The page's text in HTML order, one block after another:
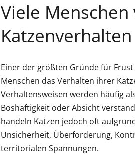
Viele
Einer der größten Gründe für Frust
Menschen das Verhalten ihrer
Verhaltensweisen werden häufig
Boshaftigkeit oder Absicht
handeln Katzen jedoch oft
Unsicherheit, Überforderung,
territorialen Spannungen.